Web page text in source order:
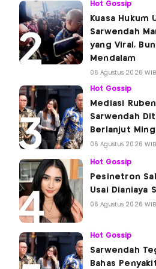
Hot Gossip
Kuasa Hukum
Sarwendah
yang Viral,
Mendalam
06 Agustus 2026 WIB
Hot Gossip
Mediasi
Sarwendah
Berlanjut
06 Agustus 2026 WIB
Hot Gossip
Pesinetron
Usai Dianiaya
06 Agustus 2026 WIB
Hot Gossip
Sarwendah
Bahas